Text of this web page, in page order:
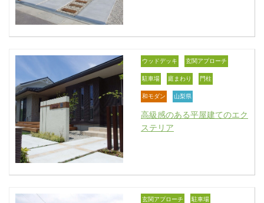
ウッドデッキ 玄関アプローチ
駐車場 庭まわり 門柱
和モダン 山梨県
高級感のある平屋建てのエク
ステリア
玄関アプローチ 駐車場